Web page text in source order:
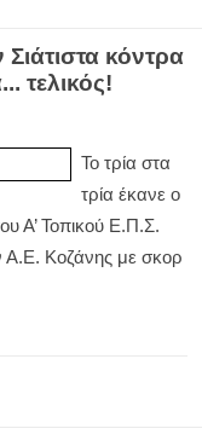
κόντρα
τελικός!
Το τρία στα
τρία έκανε ο
Α’ Τοπικού Ε.Π.Σ.
Α.Ε. Κοζάνης με σκορ